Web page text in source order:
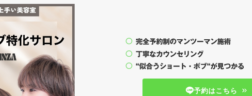
完全予約制のマンツーマン施術
丁寧なカウンセリング
“似合うショート・ボブ“が見つかる
予約はこちら